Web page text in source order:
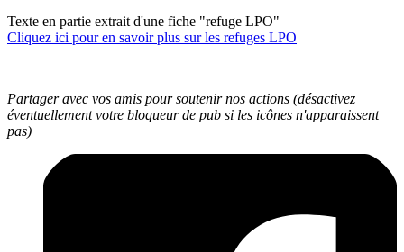
Texte en partie extrait d'une fiche "refuge LPO"
Cliquez ici pour en savoir plus sur les refuges LPO
Partager avec vos amis pour soutenir nos actions (désactivez
éventuellement votre bloqueur de pub si les icônes n'apparaissent
pas)